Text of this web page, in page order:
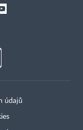
údajů